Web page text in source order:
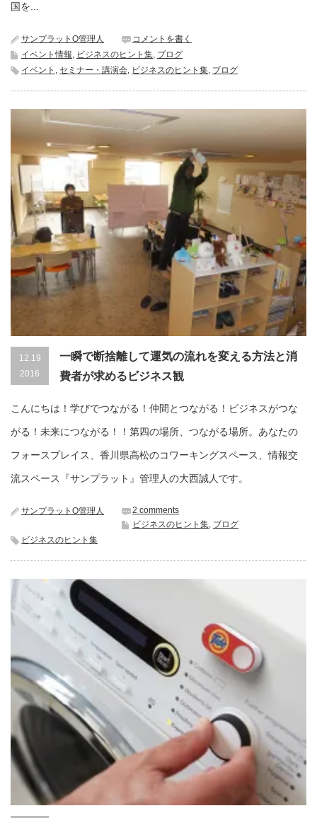
国を...
サンプラットO管理人
コメントを書く
イベント情報, ビジネスのヒント集, ブログ
イベント , セミナー・講演会, ビジネスのヒント集, ブログ
12.19
2016
一瞬で断捨離して運気の流れを変える方法と消
費者が求めるビジネス観
こんにちは！学びでつながる！仲間とつながる！ビジネスがつな
がる！未来につながる！！第四の場所、つながる場所。あなたの
フォースプレイス、香川県高松のコワーキングスペース、情報交
流スペース『サンプラット』管理人の大西誠人です。
サンプラットO管理人
2 comments
ビジネスのヒント集 ブログ
ビジネスのヒント集